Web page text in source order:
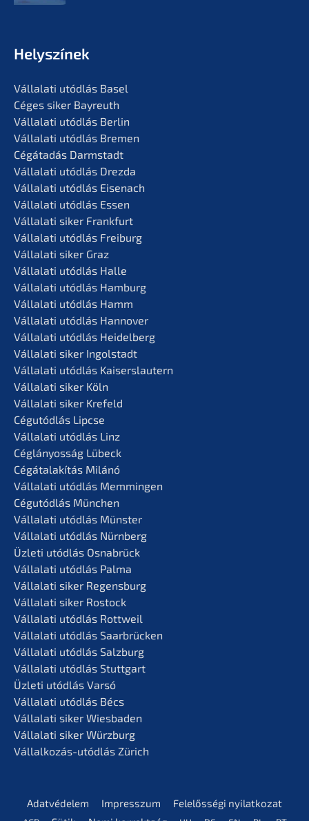
Helyszí­nek
Vállala­ti utódlás Basel
Céges siker Bayreuth
Vállala­ti utódlás Berlin
Vállala­ti utódlás Bremen
Cégáta­dás Darmstadt
Vállala­ti utódlás Drezda
Vállala­ti utódlás Eisenach
Vállala­ti utódlás Essen
Vállala­ti siker Frankfurt
Vállala­ti utódlás Freiburg
Vállala­ti siker Graz
Vállala­ti utódlás Halle
Vállala­ti utódlás Hamburg
Vállala­ti utódlás Hamm
Vállala­ti utódlás Hannover
Vállala­ti utódlás Heidelberg
Vállala­ti siker Ingolstadt
Vállala­ti utódlás Kaiserslautern
Vállala­ti siker Köln
Vállala­ti siker Krefeld
Cégutód­lás Lipcse
Vállala­ti utódlás Linz
Céglá­n­yos­ság Lübeck
Cégátalakí­tás Milánó
Vállala­ti utódlás Memmingen
Cégutód­lás München
Vállala­ti utódlás Münster
Vállala­ti utódlás Nürnberg
Üzleti utódlás Osnabrück
Vállala­ti utódlás Palma
Vállala­ti siker Regensburg
Vállala­ti siker Rostock
Vállala­ti utódlás Rottweil
Vállala­ti utódlás Saarbrücken
Vállala­ti utódlás Salzburg
Vállala­ti utódlás Stuttgart
Üzleti utódlás Varsó
Vállala­ti utódlás Bécs
Vállala­ti siker Wiesbaden
Vállala­ti siker Würzburg
Vállal­ko­zás-utódlás Zürich
Adatvé­de­lem Impress­z­um Felelős­sé­gi nyilatkozat